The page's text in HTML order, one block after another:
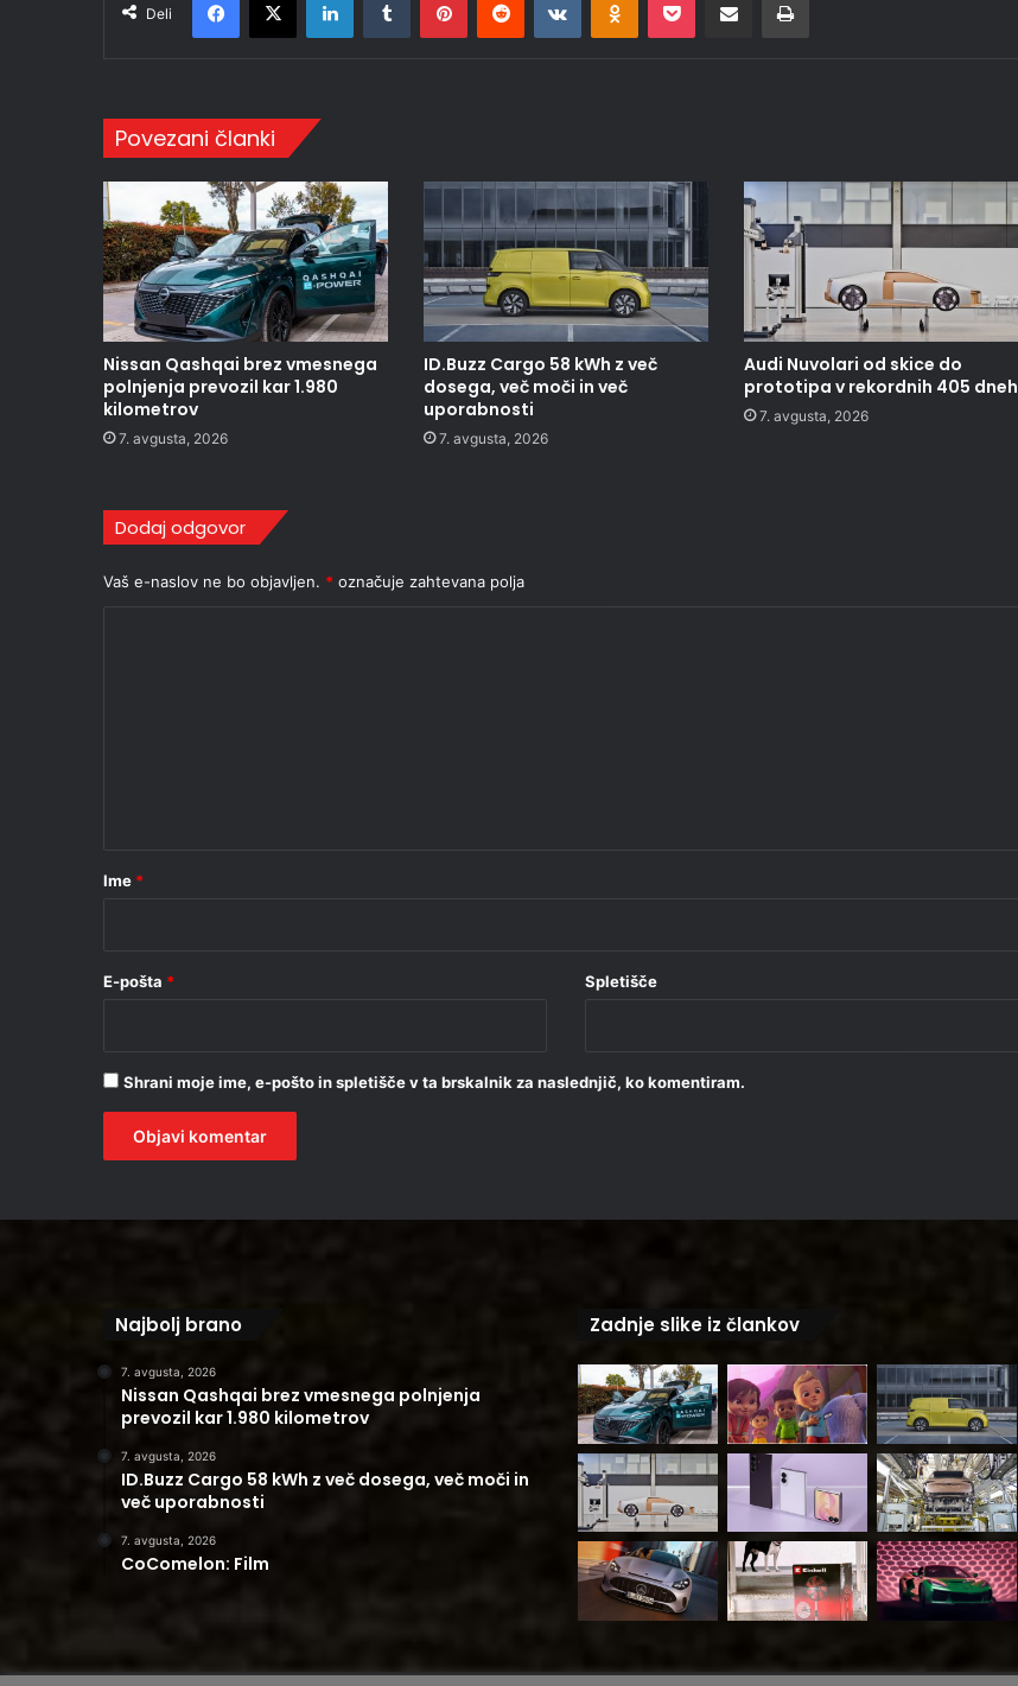
Deli
Povezani članki
Nissan Qashqai brez vmesnega
polnjenja prevozil kar 1.980
kilometrov
7. avgusta, 2026
ID.Buzz Cargo 58 kWh z več
dosega, več moči in več
uporabnosti
7. avgusta, 2026
Audi Nuvolari od skice do
prototipa v rekordnih 405 dneh
7. avgusta, 2026
Dodaj odgovor
Vaš e-naslov ne bo objavljen. * označuje zahtevana polja
r
Ime *
E-pošta * Spletišče
Shrani moje ime, e-pošto in spletišče v ta brskalnik za naslednjič, ko komentiram.
Najbolj brano
7. avgusta, 2026
Nissan Qashqai brez vmesnega polnjenja
prevozil kar 1.980 kilometrov
7. avgusta, 2026
ID.Buzz Cargo 58 kWh z več dosega, več moči in
več uporabnosti
7. avgusta, 2026
CoComelon: Film
Zadnje slike iz člankov